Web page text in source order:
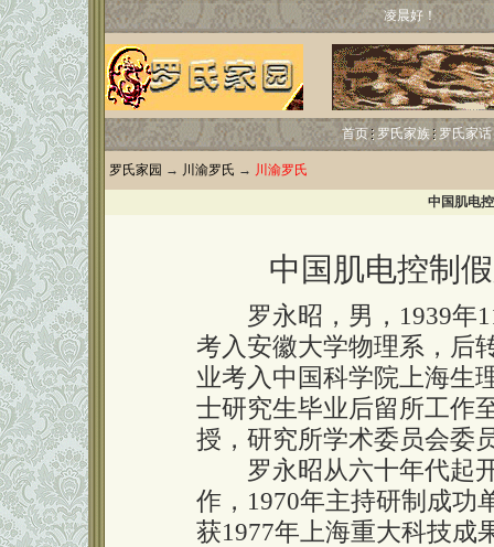
凌晨好！
首页 罗氏家族 罗氏家话
罗氏家园 → 川渝罗氏 → 川渝罗氏
中国肌电
中国肌电控制
罗永昭，男，1939年
考入安徽大学物理系，后
业考入中国科学院上海生
士研究生毕业后留所工作
授，研究所学术委员会委
罗永昭从六十年代起开
作，1970年主持研制成功
获1977年上海重大科技成